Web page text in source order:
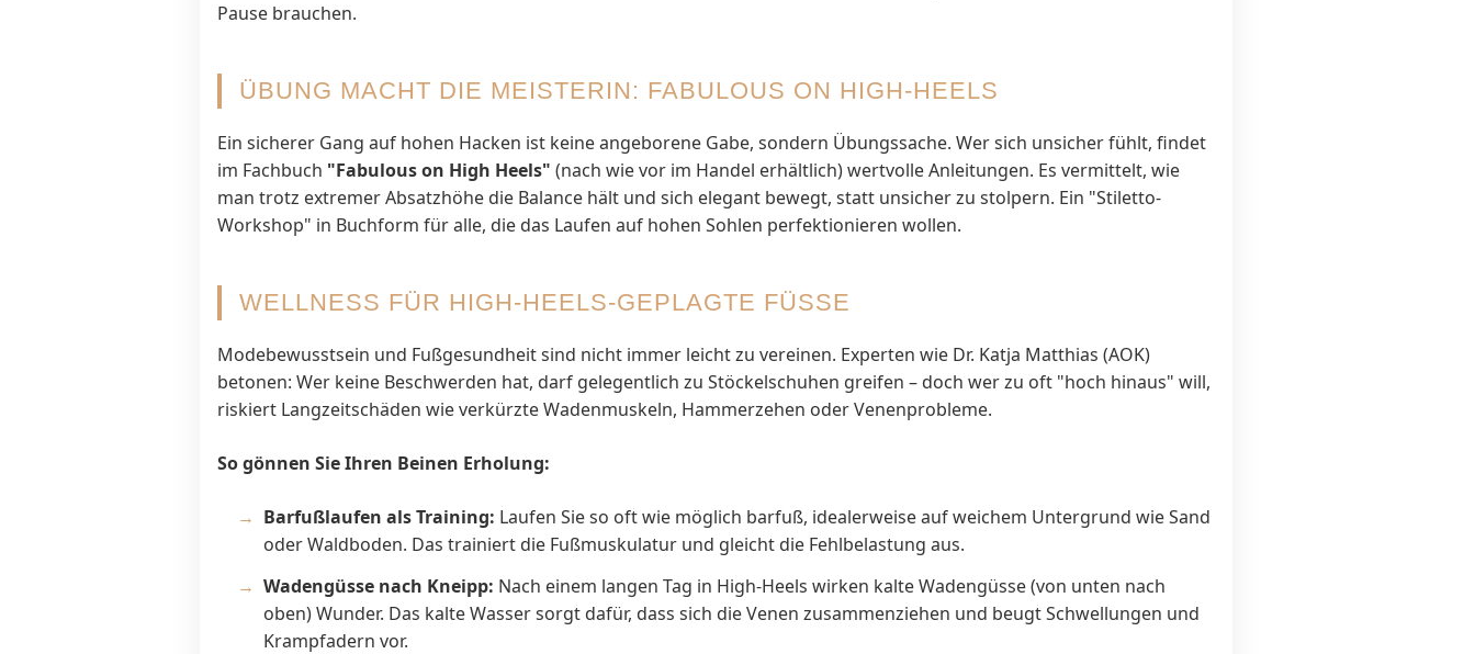
Pause brauchen.
ÜBUNG MACHT DIE MEISTERIN: FABULOUS ON HIGH-HEELS
Ein sicherer Gang auf hohen Hacken ist keine angeborene Gabe, sondern Übungssache. Wer sich unsicher fühlt, findet
im Fachbuch "Fabulous on High Heels" (nach wie vor im Handel erhältlich) wertvolle Anleitungen. Es vermittelt, wie
man trotz extremer Absatzhöhe die Balance hält und sich elegant bewegt, statt unsicher zu stolpern. Ein "Stiletto-
Workshop" in Buchform für alle, die das Laufen auf hohen Sohlen perfektionieren wollen.
WELLNESS FÜR HIGH-HEELS-GEPLAGTE FÜSSE
Modebewusstsein und Fußgesundheit sind nicht immer leicht zu vereinen. Experten wie Dr. Katja Matthias (AOK)
betonen: Wer keine Beschwerden hat, darf gelegentlich zu Stöckelschuhen greifen – doch wer zu oft "hoch hinaus" will,
riskiert Langzeitschäden wie verkürzte Wadenmuskeln, Hammerzehen oder Venenprobleme.
So gönnen Sie Ihren Beinen Erholung:
Barfußlaufen als Training: Laufen Sie so oft wie möglich barfuß, idealerweise auf weichem Untergrund wie Sand
oder Waldboden. Das trainiert die Fußmuskulatur und gleicht die Fehlbelastung aus.
Wadengüsse nach Kneipp: Nach einem langen Tag in High-Heels wirken kalte Wadengüsse (von unten nach
oben) Wunder. Das kalte Wasser sorgt dafür, dass sich die Venen zusammenziehen und beugt Schwellungen und
Krampfadern vor.